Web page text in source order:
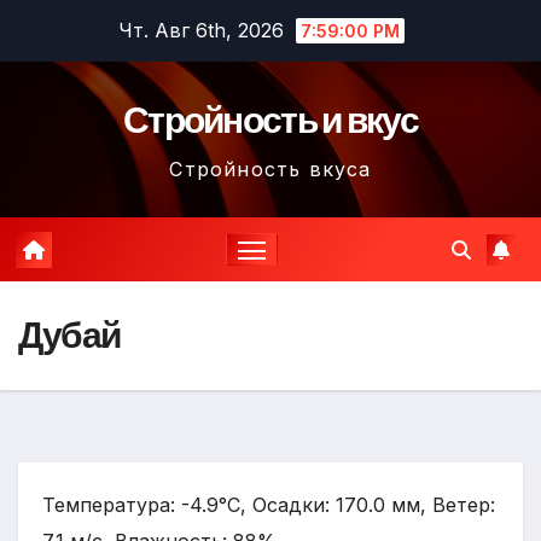
содержимому
Чт. Авг 6th, 2026 7:59:01 PM
Стройность и вкус
Стройность вкуса
Дубай
Температура: -4.9°C, Осадки: 170.0 мм, Ветер: